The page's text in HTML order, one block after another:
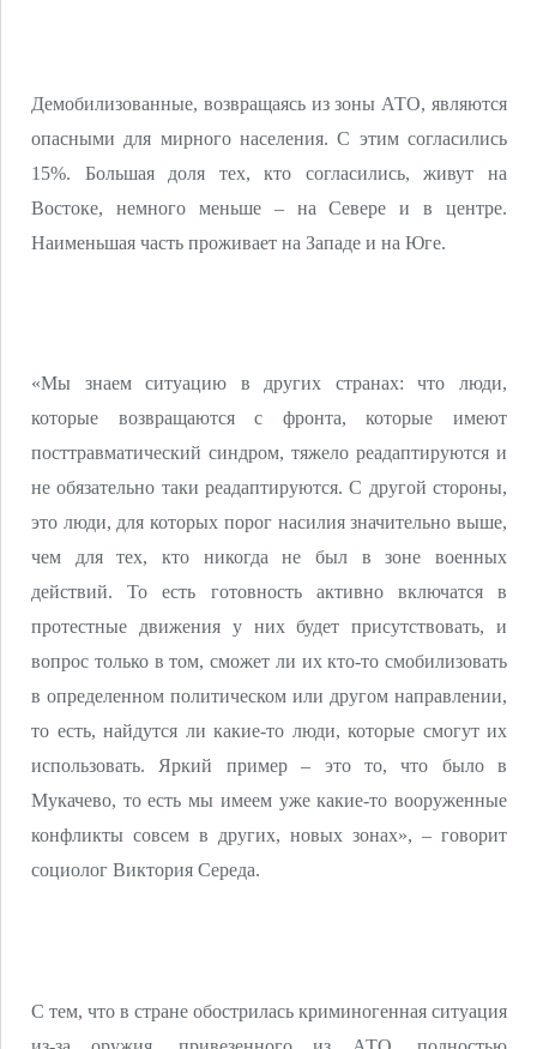
Демобилизованные, возвращаясь из зоны АТО, являются
опасными для мирного населения. С этим согласились
15%. Большая доля тех, кто согласились, живут на
Востоке, немного меньше – на Севере и в центре.
Наименьшая часть проживает на Западе и на Юге.
«Мы знаем ситуацию в других странах: что люди,
которые возвращаются с фронта, которые имеют
посттравматический синдром, тяжело реадаптируются и
не обязательно таки реадаптируются. С другой стороны,
это люди, для которых порог насилия значительно выше,
чем для тех, кто никогда не был в зоне военных
действий. То есть готовность активно включатся в
протестные движения у них будет присутствовать, и
вопрос только в том, сможет ли их кто-то смобилизовать
в определенном политическом или другом направлении,
то есть, найдутся ли какие-то люди, которые смогут их
использовать. Яркий пример – это то, что было в
Мукачево, то есть мы имеем уже какие-то вооруженные
конфликты совсем в других, новых зонах», – говорит
социолог Виктория Середа.
С тем, что в стране обострилась криминогенная ситуация